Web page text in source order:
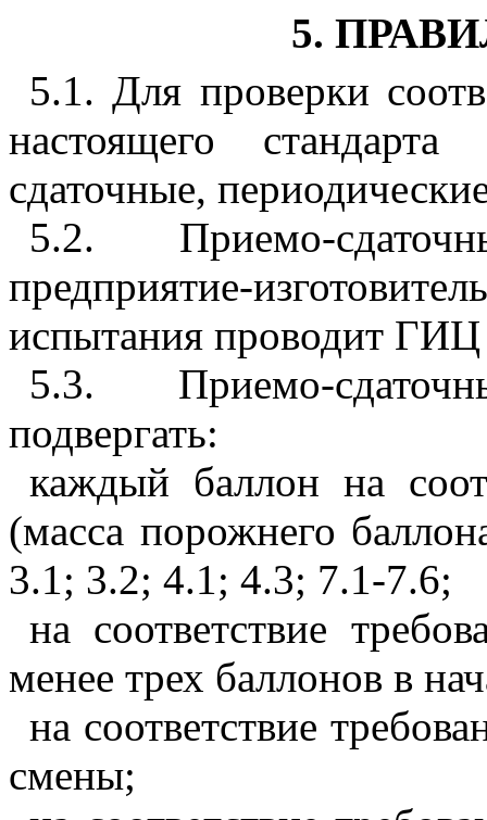
5.
5.1. Для проверки
настоящего
сдаточные,
5.2. Приемо-
предприятие-
испытания проводит
5.3. Приемо-
подвергать:
каждый баллон на
(масса порожнего
3.1; 3.2; 4.1; 4.3; 7.1-7.6;
на соответствие
менее трех баллонов в
на соответствие
смены;